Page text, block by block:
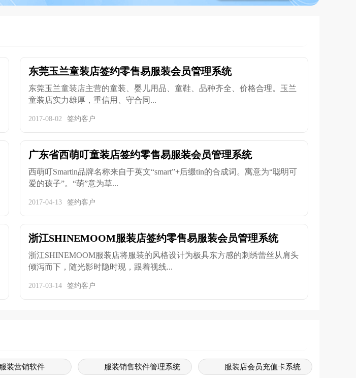
东莞玉兰童装店签约零售易服装会员管理系统
东莞玉兰童装店主营的童装、婴儿用品、童鞋、品种齐全、价格合理。玉兰
童装店实力雄厚，重信用、守合同...
2017-08-02 签约客户
广东省西萌叮童装店签约零售易服装会员管理系统
西萌叮Smartin品牌名称来自于英文“smart”+后缀tin的合成词。寓意为“聪明可
爱的孩子”。“萌”意为草...
2017-04-13 签约客户
浙江SHINEMOOM服装店签约零售易服装会员管理系统
浙江SHINEMOOM服装店将服装的风格设计为极具东方感的刺绣蕾丝从肩头
倾泻而下，随光影时隐时现，跟着视线...
2017-03-14 签约客户
服装营销软件 服装销售软件管理系统 服装店会员充值卡系统